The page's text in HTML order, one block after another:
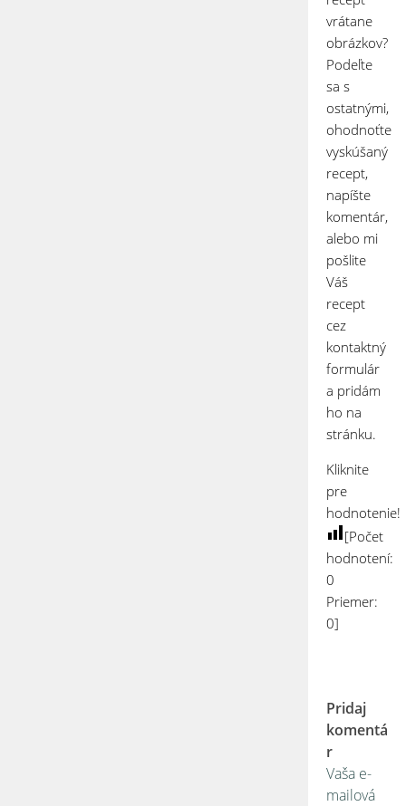
vrátane
obrázkov?
Podeľte
sa s
ostatnými,
ohodnoťte
vyskúšaný
recept,
napíšte
komentár,
alebo mi
pošlite
Váš
recept
cez
kontaktný
formulár
a pridám
ho na
stránku.
Kliknite
pre
hodnotenie!
[Počet
hodnotení:
0
Priemer:
0]
Pridaj
komentá
r
Vaša e-
mailová